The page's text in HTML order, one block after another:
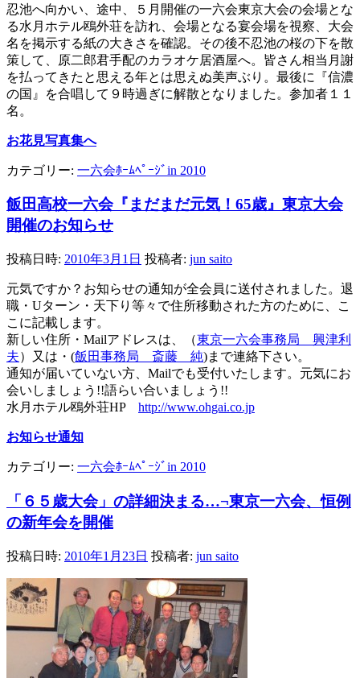
忍池へ向かい、途中、５月開催の一六会東京大会の会場とな
る水月ホテル鴎外荘を訪れ、会場となる宴会場を視察、大会
名を掲示する紙の大きさを確認。その後不忍池の桜の下を散
策して、原二郎君手配のカラオケ居酒屋へ。皆さん相当月謝
を払ってきたと思える年とは思えぬ美声ぶり。最後に『信濃
の国』を合唱して９時過ぎに解散となりました。参加者１１
名。
お花見写真集へ
カテゴリー: 一六会ﾎｰﾑﾍﾟｰｼﾞin 2010
飯田高校一六会『まだまだ元気！65歳』東京大会
開催のお知らせ
投稿日時: 2010年3月1日 投稿者: jun saito
元気ですか？お知らせの通知が全会員に送付されました。退
職・Uターン・天下り等々で住所移動された方のために、こ
こに記載します。
新しい住所・Mailアドレスは、（東京一六会事務局 興津利
夫）又は・(飯田事務局 斎藤 純)まで連絡下さい。
通知が届いていない方、Mailでも受付いたします。元気にお
会いしましょう!!語らい合いましょう!!
水月ホテル鴎外荘HP http://www.ohgai.co.jp
お知らせ通知
カテゴリー: 一六会ﾎｰﾑﾍﾟｰｼﾞin 2010
「６５歳大会」の詳細決まる…¬東京一六会、恒例
の新年会を開催
投稿日時: 2010年1月23日 投稿者: jun saito